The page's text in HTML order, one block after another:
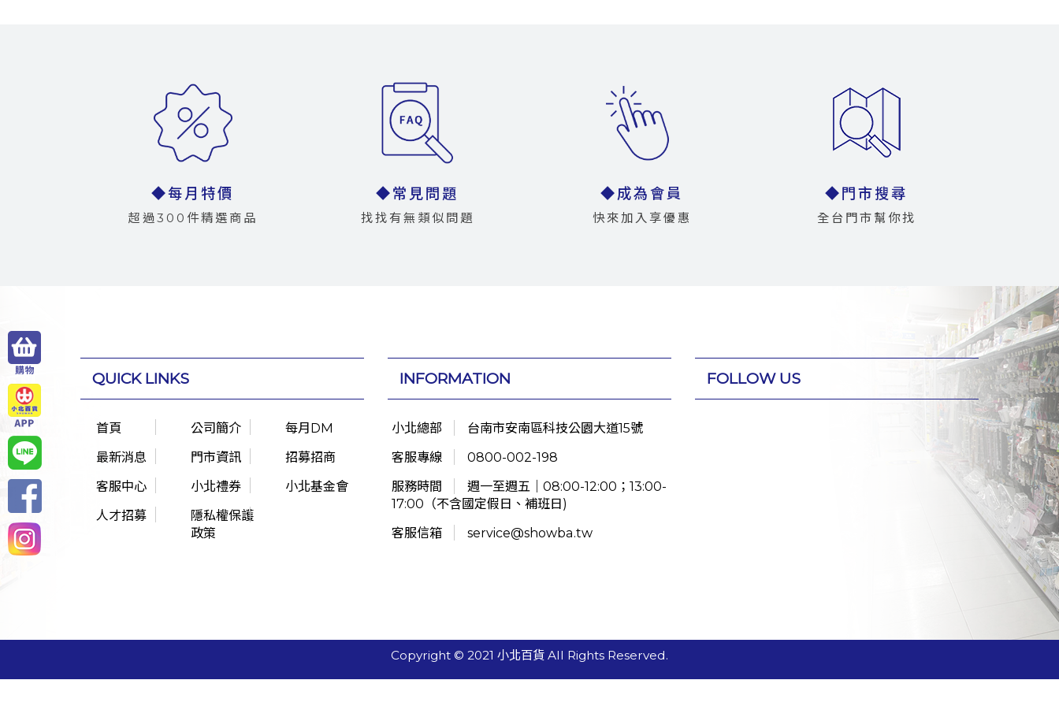
◆每月特價
超過300件精選商品
◆常見問題
找找有無類似問題
◆成為會員
快來加入享優惠
◆門市搜尋
全台門市幫你找
QUICK LINKS
首頁 公司簡介
每月DM
最新消息
門市資訊
招募招商
客服中心
小北禮券
小北基金會
人才招募
隱私權保護
政策
INFORMATION
小北總部
台南市安南區科技公園大道15號
客服專線
0800-002-198
服務時間
週一至週五｜08:00-12:00；13:00-
17:00（不含國定假日、補班日)
客服信箱
service@showba.tw
FOLLOW US
Copyright © 2021 小北百貨 All Rights Reserved.